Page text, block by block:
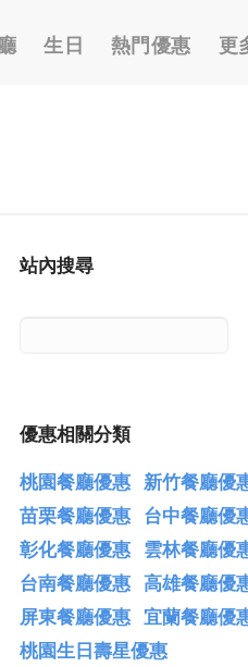
生日 熱門優惠 更
站內搜尋
優惠相關分類
桃園餐廳優惠 新竹餐廳優
苗栗餐廳優惠 台中餐廳優
彰化餐廳優惠 雲林餐廳優
台南餐廳優惠 高雄餐廳優
屏東餐廳優惠 宜蘭餐廳優
桃園生日壽星優惠